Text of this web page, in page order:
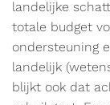
landelijke
totale budget
ondersteuning
landelijk
blijkt ook dat